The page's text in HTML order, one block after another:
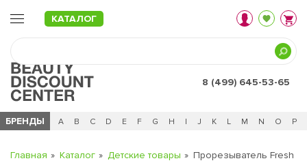
КАТАЛОГ
8 (499) 645-53-65
БРЕНДЫ
Ч 0 - 9 A B C D E F G H I J K L M N O P
Главная Каталог Детские товары
Прорезыватель Fresh